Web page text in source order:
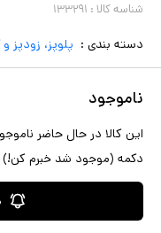
شناسه کالا : ۱۳۳۲۹۱
دسته بندی : پلوپز، زودپز و
ناموجود
این کالا در حال حاضر
دکمه (موجود شد خبرم